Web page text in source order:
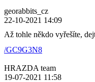
georabbits_cz
22-10-2021 14:09
Až tohle někdo vyřešíte,
/GC9G3N8
HRAZDA team
19-07-2021 11:58